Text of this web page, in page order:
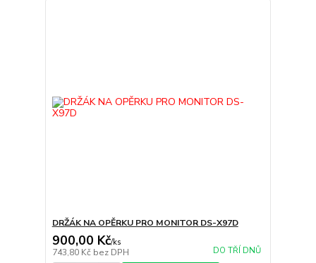
DRŽÁK NA OPĚRKU PRO MONITOR DS-X97D
900,00 Kč/ks
743,80 Kč bez DPH DO TŘÍ DNŮ